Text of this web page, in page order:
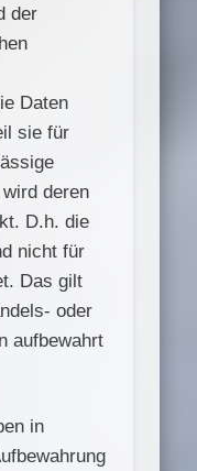
der
Daten
sie für
deren
D.h. die
nicht für
Das gilt
oder
aufbewahrt
in